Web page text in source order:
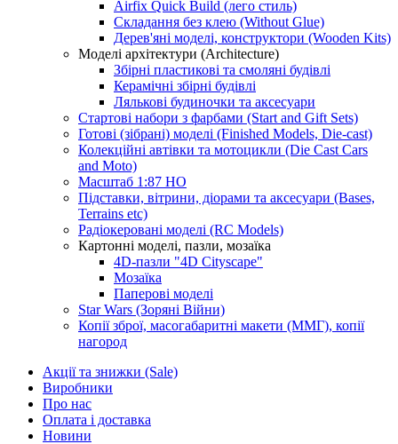
Airfix Quick Build (лего стиль)
Складання без клею (Without Glue)
Дерев'яні моделі, конструктори (Wooden Kits)
Моделі архітектури (Architecture)
Збірні пластикові та смоляні будівлі
Керамічні збірні будівлі
Лялькові будиночки та аксесуари
Стартові набори з фарбами (Start and Gift Sets)
Готові (зібрані) моделі (Finished Models, Die-cast)
Колекційні автівки та мотоцикли (Die Cast Cars
and Moto)
Масштаб 1:87 HO
Підставки, вітрини, діорами та аксесуари (Bases,
Terrains etc)
Радіокеровані моделі (RC Models)
Картонні моделі, пазли, мозаїка
4D-пазли "4D Cityscape"
Мозаїка
Паперові моделі
Star Wars (Зоряні Війни)
Копії зброї, масогабаритні макети (ММГ), копії
нагород
Акції та знижки (Sale)
Виробники
Про нас
Оплата і доставка
Новини